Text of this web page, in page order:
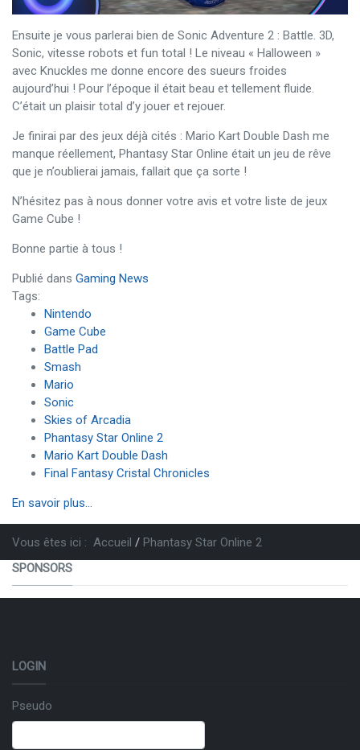
Ensuite je vous parlerai bien de Sonic Adventure 2 : Battle. 3D,
Sonic, vitesse robots et fun total ! Le niveau « Halloween »
avec Knuckles me donne encore des sueurs froides
aujourd’hui ! Pour l’époque il était beau et tellement fluide.
C’était un plaisir total d’y jouer et rejouer.
Je finirai par des jeux déjà cités : Mario Kart Double Dash me
manque réellement, Phantasy Star Online était un jeu de rêve
que je n’oublierai jamais, fallait que ça sorte !
N’hésitez pas à nous donner votre avis et votre liste de jeux
Game Cube !
Bonne partie à tous !
Publié dans Gaming News
Tags:
Nintendo
Game Cube
Battle Pad
Smash
Mario
Sonic
Skies of Arcadia
Phantasy Star Online 2
Mario Kart Double Dash
Final Fantasy Cristal Chronicles
En savoir plus...
Vous êtes ici : Accueil
Phantasy Star Online 2
SPONSORS
LOGIN
Pseudo